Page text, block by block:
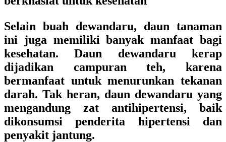
Selain buah dewandaru, daun tanaman
ini juga memiliki banyak manfaat bagi
kesehatan. Daun dewandaru kerap
dijadikan campuran teh, karena
bermanfaat untuk menurunkan tekanan
darah. Tak heran, daun dewandaru yang
mengandung zat antihipertensi, baik
dikonsumsi penderita hipertensi dan
penyakit jantung.